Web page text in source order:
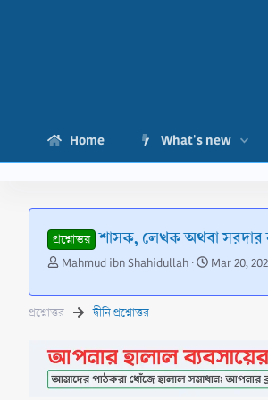
Home What's new
প্রশ্নোত্তর শাসক, লেখক অথবা সরদার
T
r
e
s
t
Mahmud ibn Shahidullah
S
a
a
t
Mar 20,
প্রশ্নোত্তর দ্বীনি প্রশ্নোত্তর